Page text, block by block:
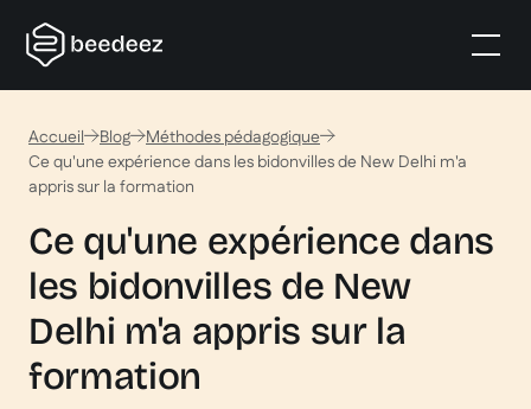
Accueil Blog
Méthodes pédagogique
Ce qu'une expérience dans les bidonvilles de New Delhi m'a
appris sur la formation
Ce qu'une expérience dans
les bidonvilles de New
Delhi m'a appris sur la
formation